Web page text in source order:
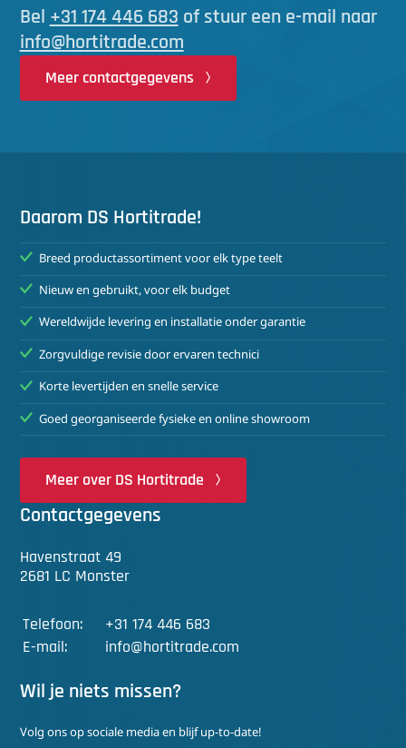
Bel +31 174 446 683 of stuur een e-mail naar
info@hortitrade.com
Meer contactgegevens
Daarom DS Hortitrade!
Breed productassortiment voor elk type teelt
Nieuw en gebruikt, voor elk budget
Wereldwijde levering en installatie onder garantie
Zorgvuldige revisie door ervaren technici
Korte levertijden en snelle service
Goed georganiseerde fysieke en online showroom
Meer over DS Hortitrade
Contactgegevens
Havenstraat 49
2681 LC Monster
Telefoon:
+31 174 446 683
E-mail:
info@hortitrade.com
Wil je niets missen?
Volg ons op sociale media en blijf up-to-date!